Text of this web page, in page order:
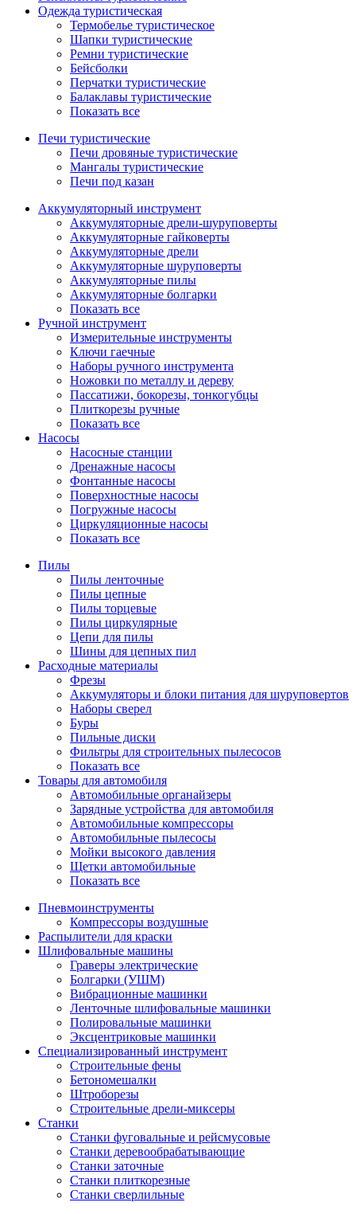
Одежда туристическая
Термобелье туристическое
Шапки туристические
Ремни туристические
Бейсболки
Перчатки туристические
Балаклавы туристические
Показать все
Печи туристические
Печи дровяные туристические
Мангалы туристические
Печи под казан
Аккумуляторный инструмент
Аккумуляторные дрели-шуруповерты
Аккумуляторные гайковерты
Аккумуляторные дрели
Аккумуляторные шуруповерты
Аккумуляторные пилы
Аккумуляторные болгарки
Показать все
Ручной инструмент
Измерительные инструменты
Ключи гаечные
Наборы ручного инструмента
Ножовки по металлу и дереву
Пассатижи, бокорезы, тонкогубцы
Плиткорезы ручные
Показать все
Насосы
Насосные станции
Дренажные насосы
Фонтанные насосы
Поверхностные насосы
Погружные насосы
Циркуляционные насосы
Показать все
Пилы
Пилы ленточные
Пилы цепные
Пилы торцевые
Пилы циркулярные
Цепи для пилы
Шины для цепных пил
Расходные материалы
Фрезы
Аккумуляторы и блоки питания для шуруповертов
Наборы сверел
Буры
Пильные диски
Фильтры для строительных пылесосов
Показать все
Товары для автомобиля
Автомобильные органайзеры
Зарядные устройства для автомобиля
Автомобильные компрессоры
Автомобильные пылесосы
Мойки высокого давления
Щетки автомобильные
Показать все
Пневмоинструменты
Компрессоры воздушные
Распылители для краски
Шлифовальные машины
Граверы электрические
Болгарки (УШМ)
Вибрационные машинки
Ленточные шлифовальные машинки
Полировальные машинки
Эксцентриковые машинки
Специализированный инструмент
Строительные фены
Бетономешалки
Штроборезы
Строительные дрели-миксеры
Станки
Станки фуговальные и рейсмусовые
Станки деревообрабатывающие
Станки заточные
Станки плиткорезные
Станки сверлильные